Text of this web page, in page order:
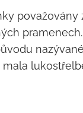
považovány